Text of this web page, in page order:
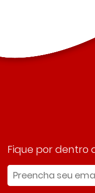
Fique por dentro